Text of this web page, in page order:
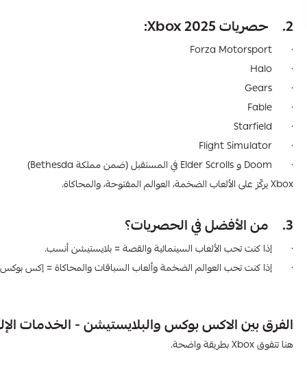
2. حصريات Xbox 2025:
· Forza Motorsport
· Halo
· Gears
· Fable
· Starfield
· Flight Simulator
· Doom و Elder Scrolls في المستقبل (ضمن مملكة Bethesda)
Xbox يركّز على الألعاب الضخمة، العوالم المفتوحة، والمحاكاة.
3. من الأفضل في الحصريات؟
· إذا كنت تحب الألعاب السينمائية والقصة = بلايستيشن أنسب.
· إذا كنت تحب العوالم الضخمة وألعاب السباقات والمحاكاة = إكس بوكس
الفرق بين الاكس بوكس والبلايستيشن​ - الخدمات
هنا تتفوق Xbox بطريقة واضحة.